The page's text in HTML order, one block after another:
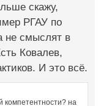
скажу,
РГАУ по
не смыслят в
Ковалев,
И это всё.
компетентности? на